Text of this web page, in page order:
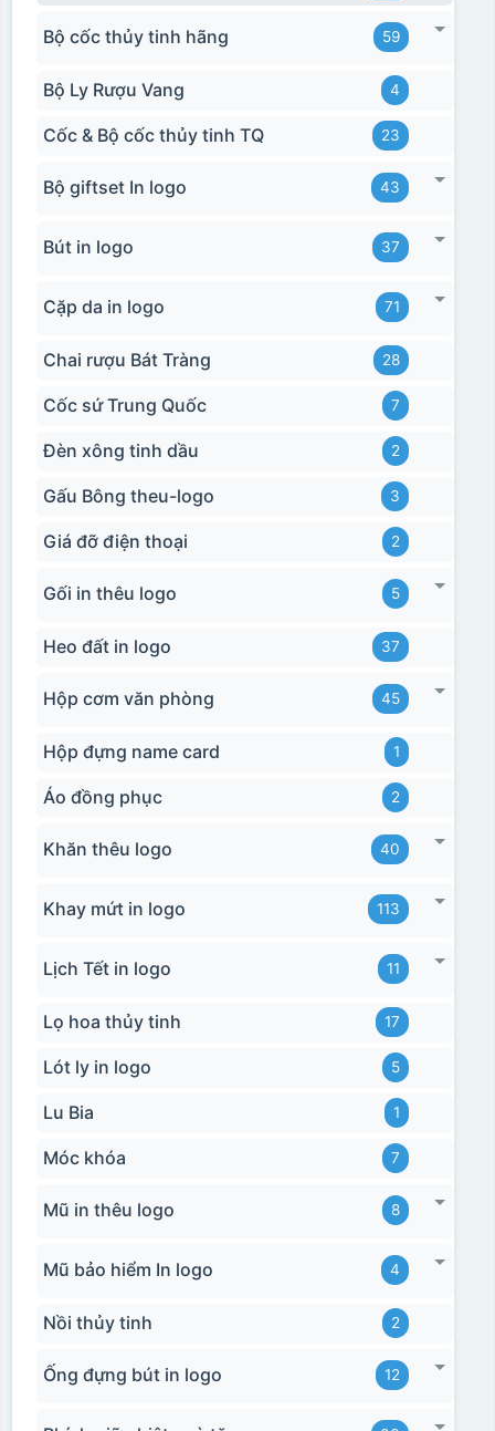
Bộ cốc thủy tinh hãng 59
Bộ Ly Rượu Vang 4
Cốc & Bộ cốc thủy tinh TQ 23
Bộ giftset In logo 43
Bút in logo 37
Cặp da in logo 71
Chai rượu Bát Tràng 28
Cốc sứ Trung Quốc 7
Đèn xông tinh dầu 2
Gấu Bông theu-logo 3
Giá đỡ điện thoại 2
Gối in thêu logo 5
Heo đất in logo 37
Hộp cơm văn phòng 45
Hộp đựng name card 1
Áo đồng phục 2
Khăn thêu logo 40
Khay mứt in logo 113
Lịch Tết in logo 11
Lọ hoa thủy tinh 17
Lót ly in logo 5
Lu Bia 1
Móc khóa 7
Mũ in thêu logo 8
Mũ bảo hiểm In logo 4
Nồi thủy tinh 2
Ống đựng bút in logo 12